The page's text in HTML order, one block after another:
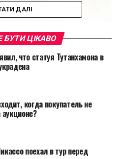
ДАЛІ
ЦІКАВО
что статуя Тутанхамона в
когда покупатель не
поехал в тур перед